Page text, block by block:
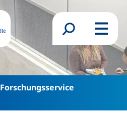
Direkt zum Inhalt
Suchformular
Menü
Forschungsservice